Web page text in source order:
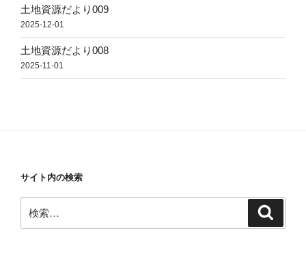
土地資源だより009
2025-12-01
土地資源だより008
2025-11-01
サイト内の検索
索: